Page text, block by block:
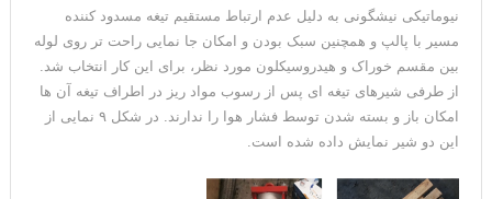
نیوماتیکی نیشگونی به دلیل عدم ارتباط مستقیم تیغه مسدود کننده
مسیر با پالپ و همچنین سبک بودن و امکان جا نمایی راحت تر روی لوله
بین مقسم خوراک و هیدروسیکلون مورد نظر، برای این کار انتخاب شد.
از طرفی شیرهای تیغه ای پس از رسوب مواد ریز در اطراف تیغه آن ها
امکان باز و بسته شدن توسط فشار هوا را ندارند. در شکل ۹ نمایی از
این دو شیر نمایش داده شده است.